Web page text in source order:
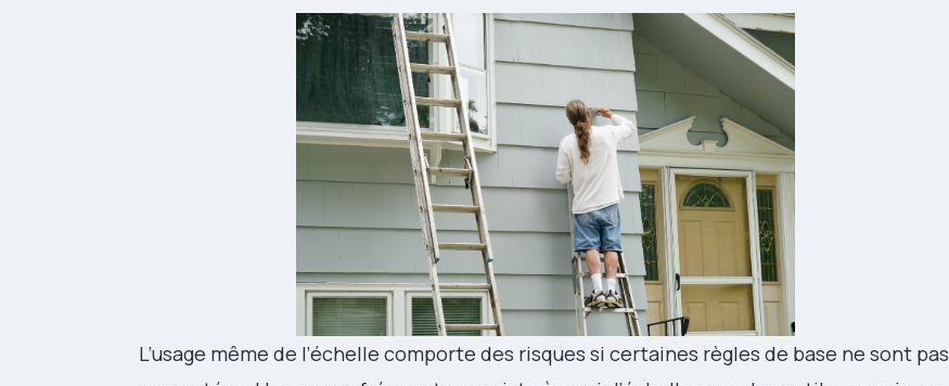
L’usage même de l’échelle comporte des risques si certaines règles de base ne sont pas